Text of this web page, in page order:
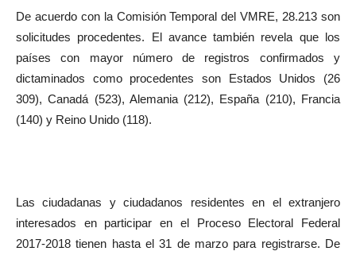
De acuerdo con la Comisión Temporal del VMRE, 28.213 son
solicitudes procedentes. El avance también revela que los
países con mayor número de registros confirmados y
dictaminados como procedentes son Estados Unidos (26
309), Canadá (523), Alemania (212), España (210), Francia
(140) y Reino Unido (118).
Las ciudadanas y ciudadanos residentes en el extranjero
interesados en participar en el Proceso Electoral Federal
2017-2018 tienen hasta el 31 de marzo para registrarse. De